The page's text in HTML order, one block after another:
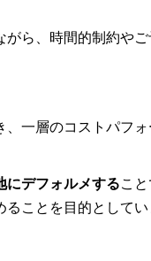
ら、時間的制約や
一層のコストパフ
にデフォルメするこ
ことを目的としてい